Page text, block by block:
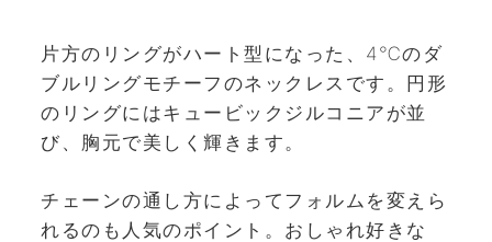
片方のリングがハート型になった、4℃のダ
ブルリングモチーフのネックレスです。円形
のリングにはキュービックジルコニアが並
び、胸元で美しく輝きます。
チェーンの通し方によってフォルムを変えら
れるのも人気のポイント。おしゃれ好きな